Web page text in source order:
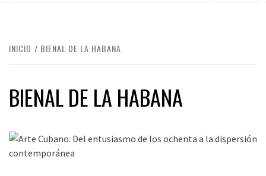
INICIO BIENAL DE LA HABANA
BIENAL DE LA HABANA